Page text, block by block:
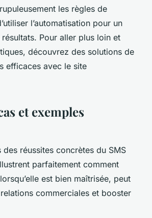
les règles de
l’automatisation pour un
Pour aller plus loin et
découvrez des solutions de
efficaces avec le site
et exemples
des réussites concrètes du SMS
parfaitement comment
est bien maîtrisée, peut
commerciales et booster